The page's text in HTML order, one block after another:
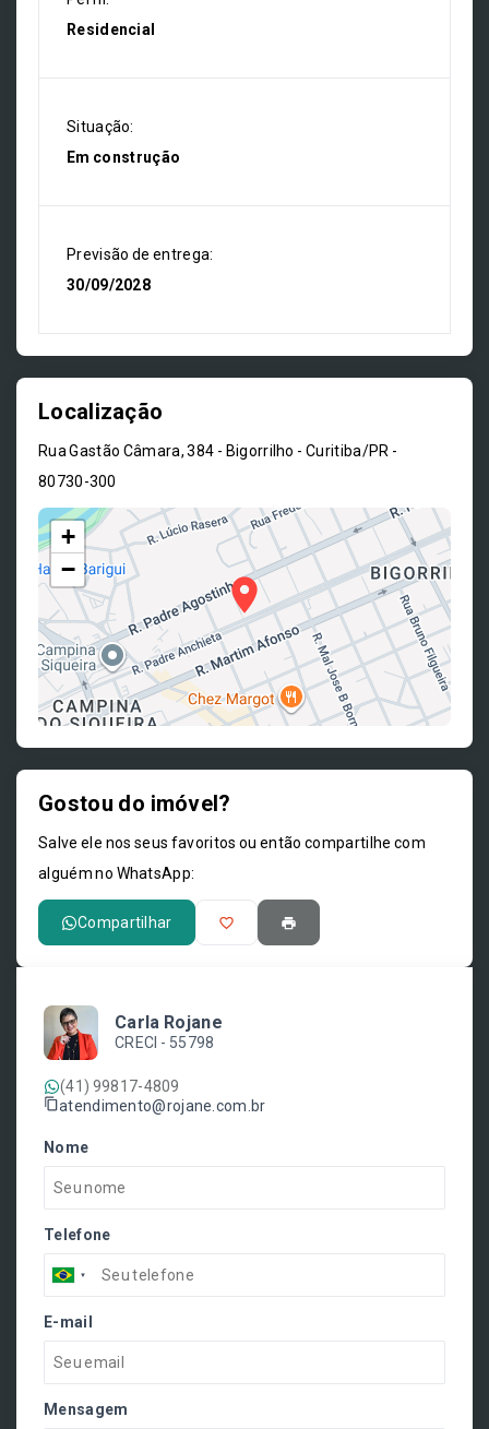
Residencial
Situação:
Em construção
Previsão de entrega:
30/09/2028
Localização
Rua Gastão Câmara, 384 - Bigorrilho - Curitiba/PR -
80730-300
+
−
Gostou do imóvel?
Salve ele nos seus favoritos ou então compartilhe com
alguém no WhatsApp:
Compartilhar
Carla Rojane
CRECI - 55798
(41) 99817-4809
atendimento@rojane.com.br
Nome
Telefone
E-mail
Mensagem